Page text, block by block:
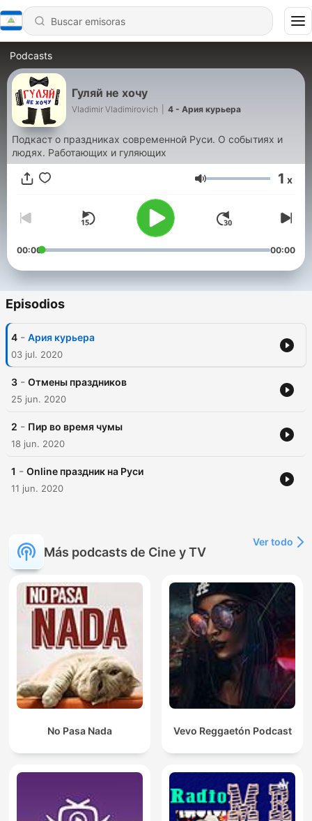
Podcasts
Гуляй не хочу
Vladimir Vladimirovich 4 - Ария курьера
Подкаст о праздниках современной Руси. О событиях и
людях. Работающих и гуляющих
Volumen 1 x
00:00 00:00
Episodios
4 - Ария курьера
03 jul. 2020
3 - Отмены праздников
25 jun. 2020
2 - Пир во время чумы
18 jun. 2020
1 - Online праздник на Руси
11 jun. 2020
Más podcasts de Cine y TV
Ver todo
No Pasa Nada Vevo Reggaetón Podcast